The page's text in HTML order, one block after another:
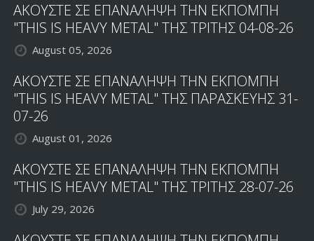
ΑΚΟΥΣΤΕ ΣΕ ΕΠΑΝΑΛΗΨΗ ΤΗΝ ΕΚΠΟΜΠΗ
"THIS IS HEAVY METAL" ΤΗΣ ΤΡΙΤΗΣ 04-08-26
August 05, 2026
ΑΚΟΥΣΤΕ ΣΕ ΕΠΑΝΑΛΗΨΗ ΤΗΝ ΕΚΠΟΜΠΗ
"THIS IS HEAVY METAL" ΤΗΣ ΠΑΡΑΣΚΕΥΗΣ 31-
07-26
August 01, 2026
ΑΚΟΥΣΤΕ ΣΕ ΕΠΑΝΑΛΗΨΗ ΤΗΝ ΕΚΠΟΜΠΗ
"THIS IS HEAVY METAL" ΤΗΣ ΤΡΙΤΗΣ 28-07-26
July 29, 2026